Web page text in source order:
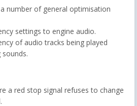
number of general optimisation
settings to engine audio.
of audio tracks being played
a red stop signal refuses to change